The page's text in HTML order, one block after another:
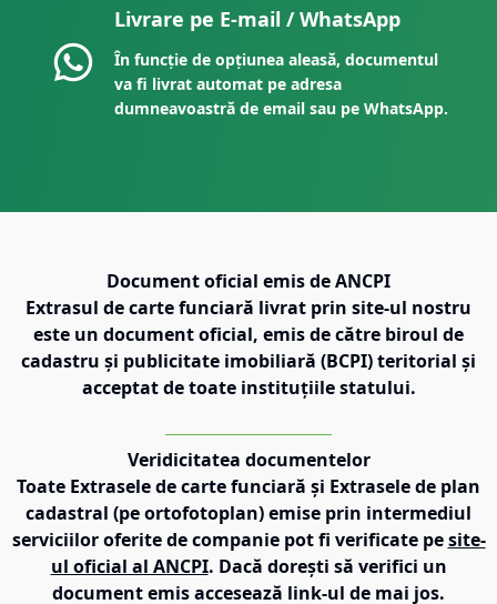
Livrare pe E-mail / WhatsApp
În funcție de opțiunea aleasă, documentul
va fi livrat automat pe adresa
dumneavoastră de email sau pe WhatsApp.
Document oficial emis de ANCPI
Extrasul de carte funciară livrat prin site-ul nostru
este un document oficial, emis de către biroul de
cadastru și publicitate imobiliară (BCPI) teritorial și
acceptat de toate instituțiile statului.
Veridicitatea documentelor
Toate Extrasele de carte funciară și Extrasele de plan
cadastral (pe ortofotoplan) emise prin intermediul
serviciilor oferite de companie pot fi verificate pe site-
ul oficial al ANCPI. Dacă dorești să verifici un
document emis accesează link-ul de mai jos.